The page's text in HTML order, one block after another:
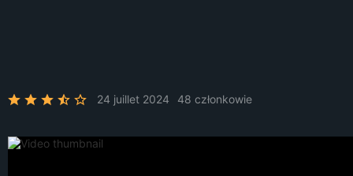
24 juillet 2024 48 członkowie